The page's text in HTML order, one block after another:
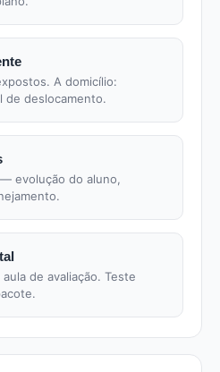
A domicílio:
de deslocamento.
evolução do aluno,
de avaliação. Teste